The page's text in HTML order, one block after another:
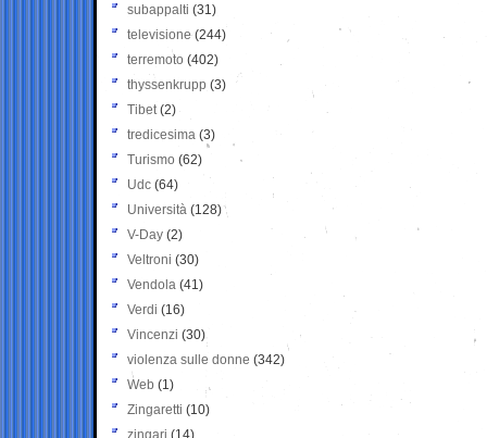
subappalti (31)
televisione(244)
terremoto (402)
thyssenkrupp (3)
Tibet(2)
tredicesima (3)
Turismo (62)
Udc (64)
Università (128)
V-Day (2)
Veltroni (30)
Vendola (41)
Verdi (16)
Vincenzi (30)
violenza sulle donne (342)
Web (1)
Zingaretti (10)
zingari (14)